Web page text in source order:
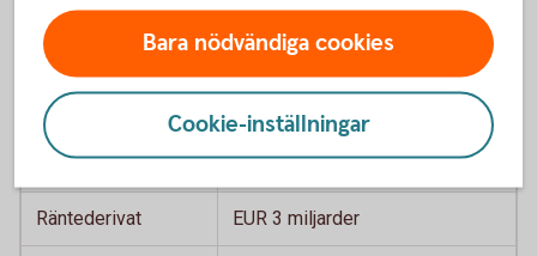
Klass av OTC-
derivat
Tröskelvärde
Kreditderivat EUR 1 miljard
Aktiederivat EUR 1 miljard
Räntederivat EUR 3 miljarder
Bara nödvändiga cookies
Cookie-inställningar